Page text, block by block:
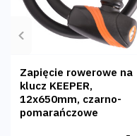
Poprzedni
Zapięcie rowerowe na
klucz KEEPER,
12x650mm, czarno-
pomarańczowe